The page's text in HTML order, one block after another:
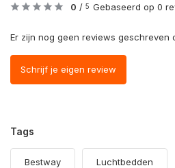
0 / 5 Gebaseerd op 0
Er zijn nog geen reviews geschreven
Schrijf je eigen review
Tags
Bestway Luchtbedden